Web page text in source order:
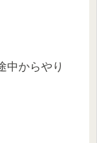
中からやり